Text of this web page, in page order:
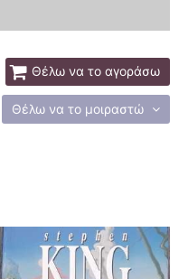
Θέλω να το αγοράσω
Θέλω να το μοιραστώ